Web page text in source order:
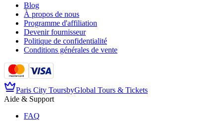
Blog
À propos de nous
Programme d'affiliation
Devenir fournisseur
Politique de confidentialité
Conditions générales de vente
Paris City ToursbyGlobal Tours & Tickets
Aide & Support
FAQ